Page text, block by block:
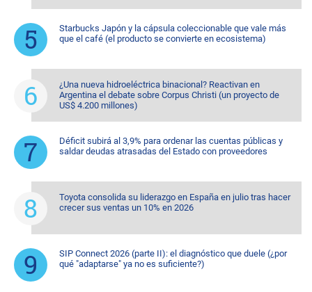
Starbucks Japón y la cápsula coleccionable que vale más
que el café (el producto se convierte en ecosistema)
¿Una nueva hidroeléctrica binacional? Reactivan en
Argentina el debate sobre Corpus Christi (un proyecto de
US$ 4.200 millones)
Déficit subirá al 3,9% para ordenar las cuentas públicas y
saldar deudas atrasadas del Estado con proveedores
Toyota consolida su liderazgo en España en julio tras hacer
crecer sus ventas un 10% en 2026
SIP Connect 2026 (parte II): el diagnóstico que duele (¿por
qué "adaptarse" ya no es suficiente?)